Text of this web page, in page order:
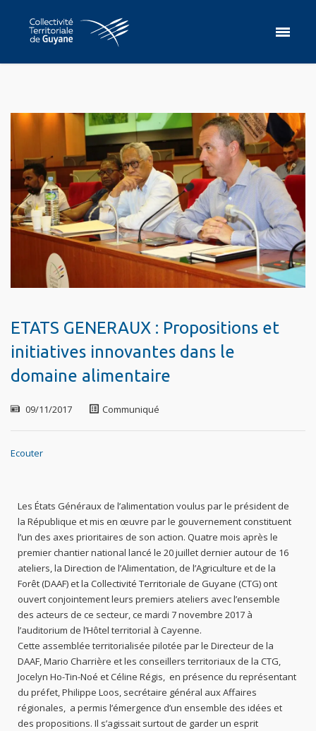
ETATS GENERAUX : Propositions et
initiatives innovantes dans le
domaine alimentaire
09/11/2017 Communiqué
Ecouter
Les États Généraux de l’alimentation voulus par le président de
la République et mis en œuvre par le gouvernement constituent
l’un des axes prioritaires de son action. Quatre mois après le
premier chantier national lancé le 20 juillet dernier autour de 16
ateliers, la Direction de l’Alimentation, de l’Agriculture et de la
Forêt (DAAF) et la Collectivité Territoriale de Guyane (CTG) ont
ouvert conjointement leurs premiers ateliers avec l’ensemble
des acteurs de ce secteur, ce mardi 7 novembre 2017 à
l’auditorium de l’Hôtel territorial à Cayenne.
Cette assemblée territorialisée pilotée par le Directeur de la
DAAF, Mario Charrière et les conseillers territoriaux de la CTG,
Jocelyn Ho-Tin-Noé et Céline Régis, en présence du représentant
du préfet, Philippe Loos, secrétaire général aux Affaires
régionales, a permis l’émergence d’un ensemble des idées et
des propositions. Il s’agissait surtout de garder un esprit